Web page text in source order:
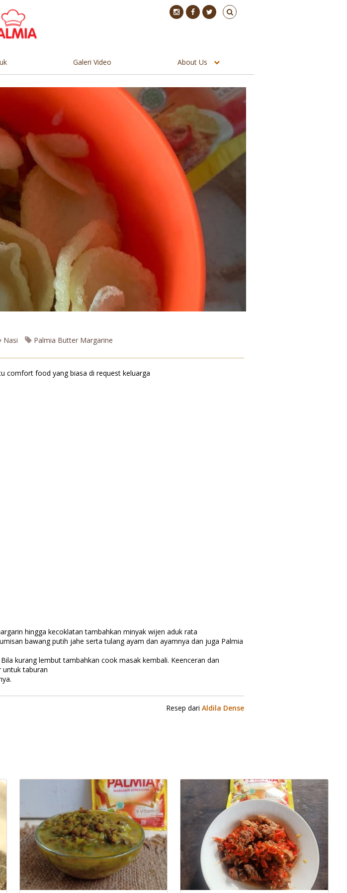
Galeri Video About Us
Nasi Palmia Butter Margarine
comfort food yang biasa di request keluarga
hingga kecoklatan tambahkan minyak wijen aduk rata
bawang putih jahe serta tulang ayam dan ayamnya dan juga Palmia
kurang lembut tambahkan cook masak kembali. Keenceran dan
untuk taburan
Resep dari Aldila Dense